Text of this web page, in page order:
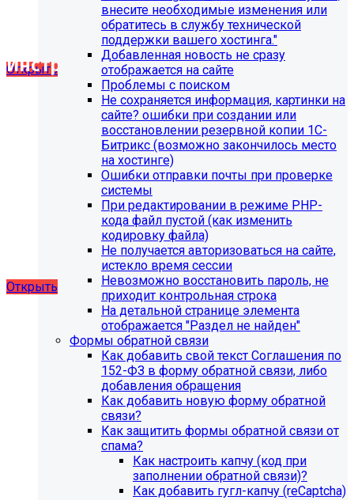
организации, SIMAI-SF4: Сайт спортивной школы, SIMAI-
SF4: Сайт университета, SIMAI-SF4: Сайт учебного центра,
SIMAI-SF4: Сайт художественной школы, SIMAI-SF4:
Открыть
Инструкция по удалению ссылок на
социальные сети
SIMAI: Сайт кандидата в депутаты, SIMAI: Сайт колледжа,
SIMAI: Портал открытых данных, SIMAI: Сайт
благотворительного фонда, SIMAI: Сайт детского сада,
SIMAI: Сайт компании, SIMAI: Сайт конференции, SIMAI:
Сайт медицинской организации, SIMAI: Сайт
музыкальной школы, SIMAI: Сайт РЖД медицина, SIMAI:
Сайт санатория, SIMAI: Сайт сельского поселения, SIMAI:
Сайт совета муниципальных образований, SIMAI: Сайт
спортивной школы, SIMAI: Сайт управления делами,
SIMAI: Сайт учебного центра, SIMAI: Сайт
художественной школы, SIMAI: Сайт школы
Открыть
внесите необходимые изменения или
обратитесь в службу технической
поддержки вашего хостинга."
Добавленная новость не сразу
отображается на сайте
Проблемы с поиском
Не сохраняется информация, картинки на
сайте? ошибки при создании или
восстановлении резервной копии 1С-
Битрикс (возможно закончилось место
на хостинге)
Ошибки отправки почты при проверке
системы
При редактировании в режиме PHP-
кода файл пустой (как изменить
кодировку файла)
Не получается авторизоваться на сайте,
истекло время сессии
Невозможно восстановить пароль, не
приходит контрольная строка
На детальной странице элемента
отображается "Раздел не найден"
Формы обратной связи
Как добавить свой текст Соглашения по
152-ФЗ в форму обратной связи, либо
добавления обращения
Как добавить новую форму обратной
связи?
Как защитить формы обратной связи от
спама?
Как настроить капчу (код при
заполнении обратной связи)?
Как добавить гугл-капчу (reCaptcha)